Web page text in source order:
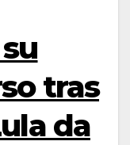
tras
da